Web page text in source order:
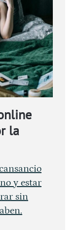
la
y estar
sin